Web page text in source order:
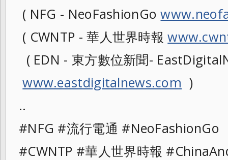
( NFG - NeoFashionGo
( CWNTP - 華人世界時報
( EDN - 東方數位新聞-
www.eastdigitalnews.com )
..
#NFG #流行電通
#CWNTP #華人世界時報